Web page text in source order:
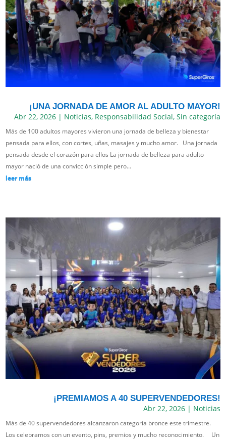
¡UNA JORNADA DE AMOR AL ADULTO MAYOR!
Abr 22, 2026| Noticias, Responsabilidad Social, Sin categoría
Más de 100 adultos mayores vivieron una jornada de belleza y bienestar
pensada para ellos, con cortes, uñas, masajes y mucho amor. Una jornada
pensada desde el corazón para ellos La jornada de belleza para adulto
mayor nació de una convicción simple pero...
leer más
¡PREMIAMOS A 40 SUPERVENDEDORES!
Abr 22, 2026| Noticias
Más de 40 supervendedores alcanzaron categoría bronce este trimestre.
Los celebramos con un evento, pins, premios y mucho reconocimiento. Un